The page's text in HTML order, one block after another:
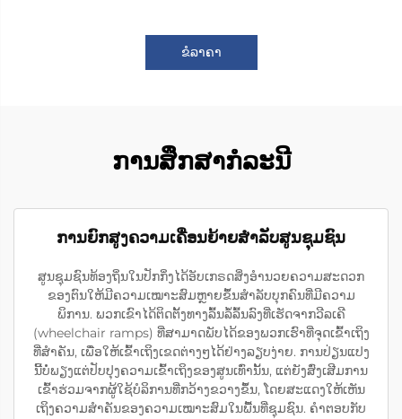
ຂໍລາຄາ
ການສຶກສາກໍລະນີ
ການຍົກສູງຄວາມເຄື່ອນຍ້າຍສຳລັບສູນຊຸມຊົນ
ສູນຊຸມຊົນທ້ອງຖິ່ນໃນປັກກິ່ງໄດ້ອັບເກຣດສິ່ງອຳນວຍຄວາມສະດວກ
ຂອງຕົນໃຫ້ມີຄວາມເໝາະສົມຫຼາຍຂຶ້ນສຳລັບບຸກຄົນທີ່ມີຄວາມ
ພິການ. ພວກເຂົາໄດ້ຕິດຕັ້ງທາງລົ້ນລໍ້ລົ້ນລົງທີ່ເຮັດຈາກວີລເຄີ
(wheelchair ramps) ທີ່ສາມາດພັບໄດ້ຂອງພວກເຮົາທີ່ຈຸດເຂົ້າເຖິງ
ທີ່ສຳຄັນ, ເພື່ອໃຫ້ເຂົ້າເຖິງເຂດຕ່າງໆໄດ້ຢ່າງລຽບງ່າຍ. ການປ່ຽນແປງ
ນີ້ບໍ່ພຽງແຕ່ປັບປຸງຄວາມເຂົ້າເຖິງຂອງສູນເທົ່ານັ້ນ, ແຕ່ຍັງສົ່ງເສີມການ
ເຂົ້າຮ່ວມຈາກຜູ້ໃຊ້ບໍລິການທີ່ກວ້າງຂວາງຂຶ້ນ, ໂດຍສະແດງໃຫ້ເຫັນ
ເຖິງຄວາມສຳຄັນຂອງຄວາມເໝາະສົມໃນພື້ນທີ່ຊຸມຊົນ. ຄຳຕອບກັບ